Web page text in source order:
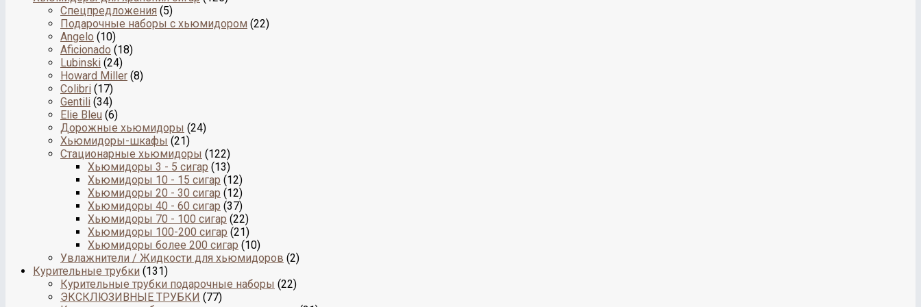
Спецпредложения (5)
Подарочные наборы с хьюмидором (22)
Angelo (10)
Aficionado (18)
Lubinski (24)
Howard Miller (8)
Colibri (17)
Gentili (34)
Elie Bleu (6)
Дорожные хьюмидоры (24)
Хьюмидоры-шкафы (21)
Стационарные хьюмидоры (122)
Хьюмидоры 3 - 5 сигар (13)
Хьюмидоры 10 - 15 сигар (12)
Хьюмидоры 20 - 30 сигар (12)
Хьюмидоры 40 - 60 сигар (37)
Хьюмидоры 70 - 100 сигар (22)
Хьюмидоры 100-200 сигар (21)
Хьюмидоры более 200 сигар (10)
Увлажнители / Жидкости для хьюмидоров (2)
Курительные трубки (131)
Курительные трубки подарочные наборы (22)
ЭКСКЛЮЗИВНЫЕ ТРУБКИ (77)